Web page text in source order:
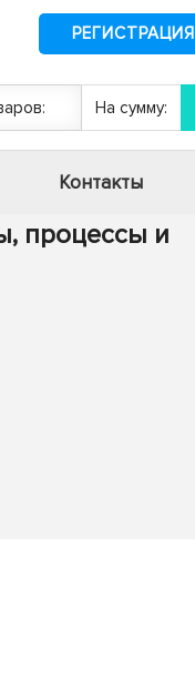
РЕГИСТРАЦИЯ
На сумму:
Контакты
процессы и